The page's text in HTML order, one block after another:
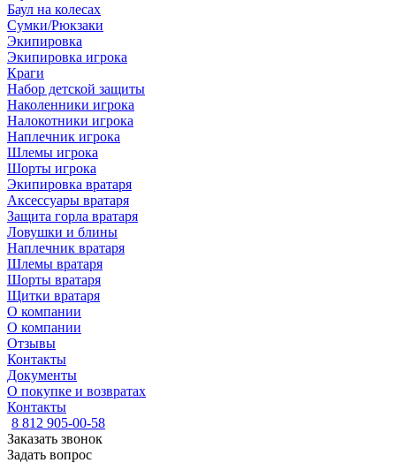
Баул на колесах
Сумки/Рюкзаки
Экипировка
Экипировка игрока
Краги
Набор детской защиты
Наколенники игрока
Налокотники игрока
Наплечник игрока
Шлемы игрока
Шорты игрока
Экипировка вратаря
Аксессуары вратаря
Защита горла вратаря
Ловушки и блины
Наплечник вратаря
Шлемы вратаря
Шорты вратаря
Щитки вратаря
О компании
О компании
Отзывы
Контакты
Документы
О покупке и возвратах
Контакты
8 812 905-00-58
Заказать звонок
Задать вопрос